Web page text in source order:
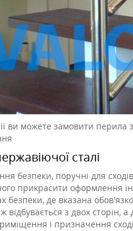
ви можете замовити перила з
сталі
безпеки, поручні для
прикрасити оформлення
безпеки, де вказана
з двох сторін,
і призначення